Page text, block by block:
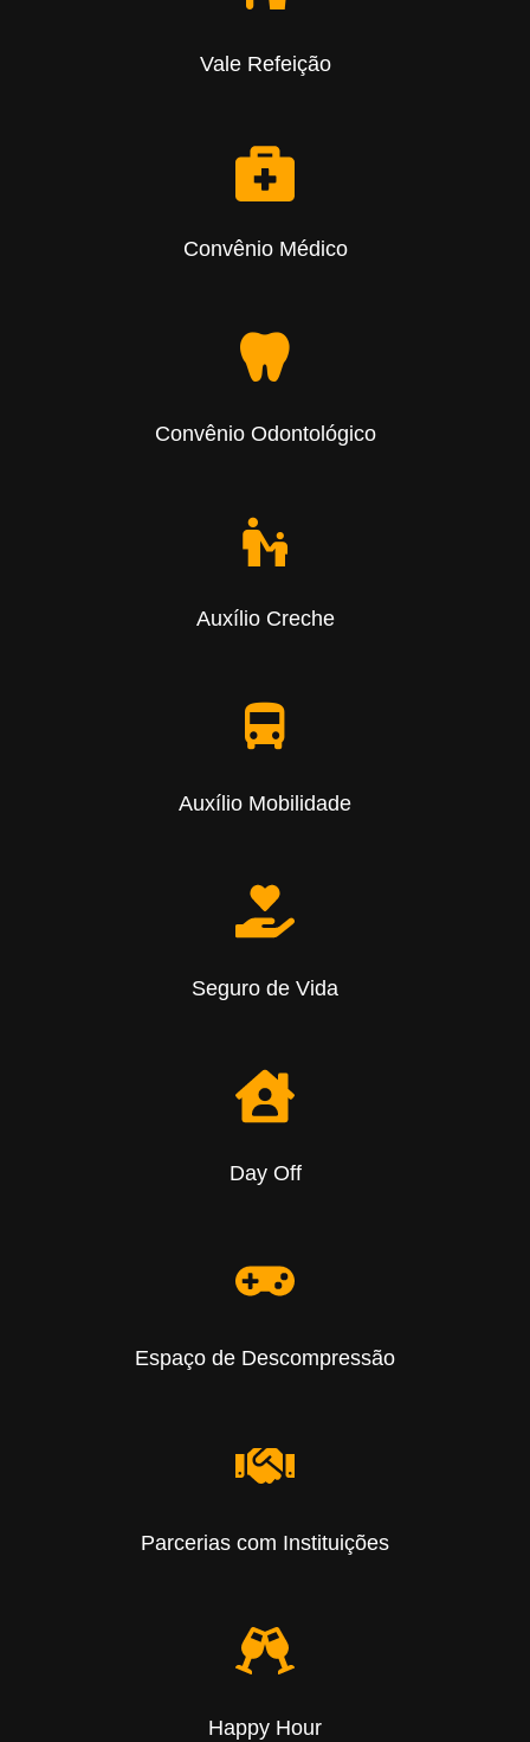
Vale Refeição
Convênio Médico
Convênio Odontológico
Auxílio Creche
Auxílio Mobilidade
Seguro de Vida
Day Off
Espaço de Descompressão
Parcerias com Instituições
Happy Hour